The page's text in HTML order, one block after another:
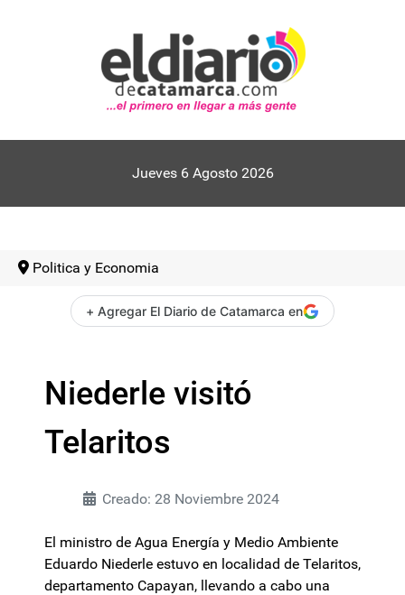
Jueves 6 Agosto 2026
Politica y Economia
+ Agregar El Diario de Catamarca en
Niederle visitó
Telaritos
Creado: 28 Noviembre 2024
El ministro de Agua Energía y Medio Ambiente
Eduardo Niederle estuvo en localidad de Telaritos,
departamento Capayan, llevando a cabo una